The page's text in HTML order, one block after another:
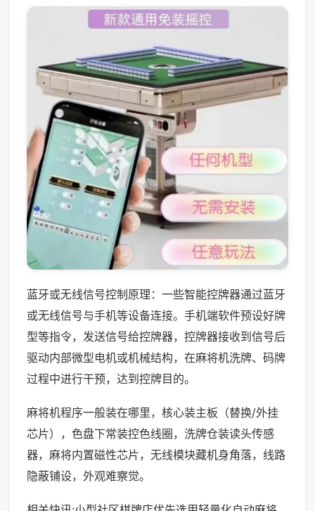
蓝牙或无线信号控制原理：一些智能控牌器通过蓝牙
或无线信号与手机等设备连接。手机端软件预设好牌
型等指令，发送信号给控牌器，控牌器接收到信号后
驱动内部微型电机或机械结构，在麻将机洗牌、码牌
过程中进行干预，达到控牌目的。
麻将机程序一般装在哪里，核心装主板（替换/外挂
芯片），色盘下常装控色线圈，洗牌仓装读头传感
器，麻将内置磁性芯片，无线模块藏机身角落，线路
隐蔽铺设，外观难察觉。